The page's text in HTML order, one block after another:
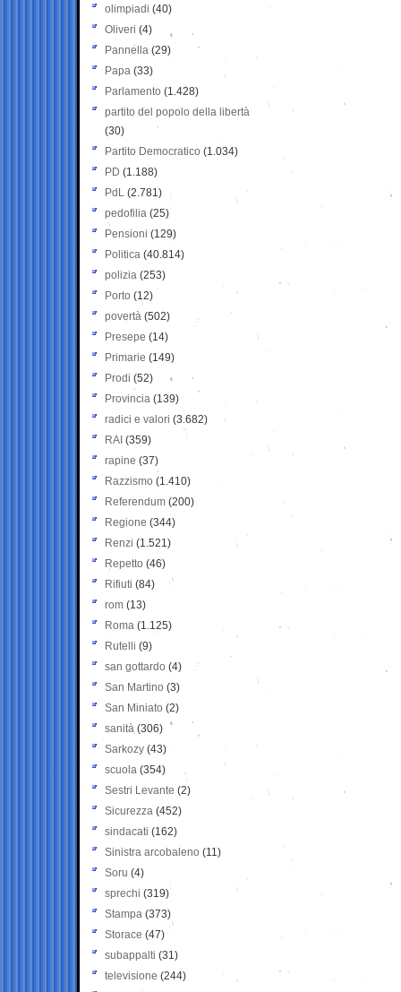
olimpiadi (40)
Oliveri (4)
Pannella (29)
Papa (33)
Parlamento (1.428)
partito del popolo della libertà
(30)
Partito Democratico (1.034)
PD (1.188)
PdL (2.781)
pedofilia (25)
Pensioni (129)
Politica (40.814)
polizia (253)
Porto (12)
povertà (502)
Presepe (14)
Primarie (149)
Prodi (52)
Provincia (139)
radici e valori (3.682)
RAI (359)
rapine (37)
Razzismo (1.410)
Referendum (200)
Regione (344)
Renzi (1.521)
Repetto (46)
Rifiuti (84)
rom (13)
Roma (1.125)
Rutelli (9)
san gottardo (4)
San Martino (3)
San Miniato (2)
sanità (306)
Sarkozy (43)
scuola (354)
Sestri Levante (2)
Sicurezza (452)
sindacati (162)
Sinistra arcobaleno (11)
Soru (4)
sprechi (319)
Stampa (373)
Storace (47)
subappalti (31)
televisione(244)